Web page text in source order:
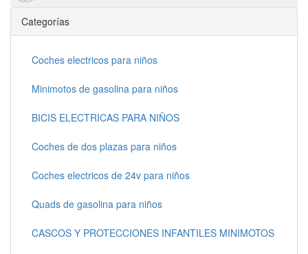
Categorías
Coches electricos para niños
Minimotos de gasolina para niños
BICIS ELECTRICAS PARA NIÑOS
Coches de dos plazas para niños
Coches electricos de 24v para niños
Quads de gasolina para niños
CASCOS Y PROTECCIONES INFANTILES MINIMOTOS